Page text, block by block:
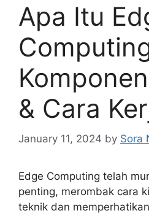
Apa Itu
& Cara
January 11, 2024 by Sora
Edge Computing telah
penting, merombak cara
teknik dan